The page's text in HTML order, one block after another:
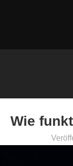
Wie